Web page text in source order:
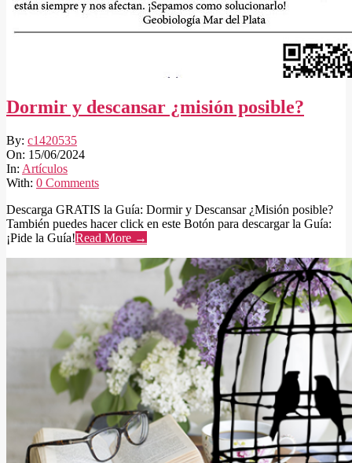
Dormir y descansar ¿misión posible?
2024-
06-
15
By: c1420535
On: 15/06/2024
In: Artículos
With: 0 Comments
Descarga GRATIS la Guía: Dormir y Descansar ¿Misión posible?
También puedes hacer click en este Botón para descargar la Guía:
¡Pide la Guía!Read More →